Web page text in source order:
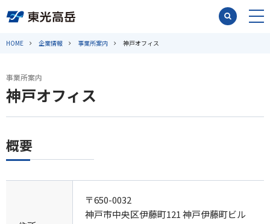
HOME 企業情報 事業所案内 神戸オフィス
事業所案内
神戸オフィス
概要
〒650-0032
神戸市中央区伊藤町121 神戸伊藤町ビル